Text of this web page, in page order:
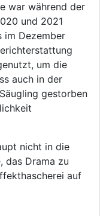
war während der
und 2021
im Dezember
um die
auch in der
gestorben
nicht in die
das Drama zu
auf